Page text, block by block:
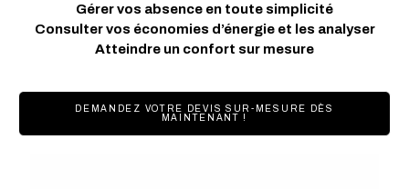
Gérer vos absence en toute simplicité
Consulter vos économies d’énergie et les analyser
Atteindre un confort sur mesure
DEMANDEZ VOTRE DEVIS SUR-MESURE DÈS
MAINTENANT !